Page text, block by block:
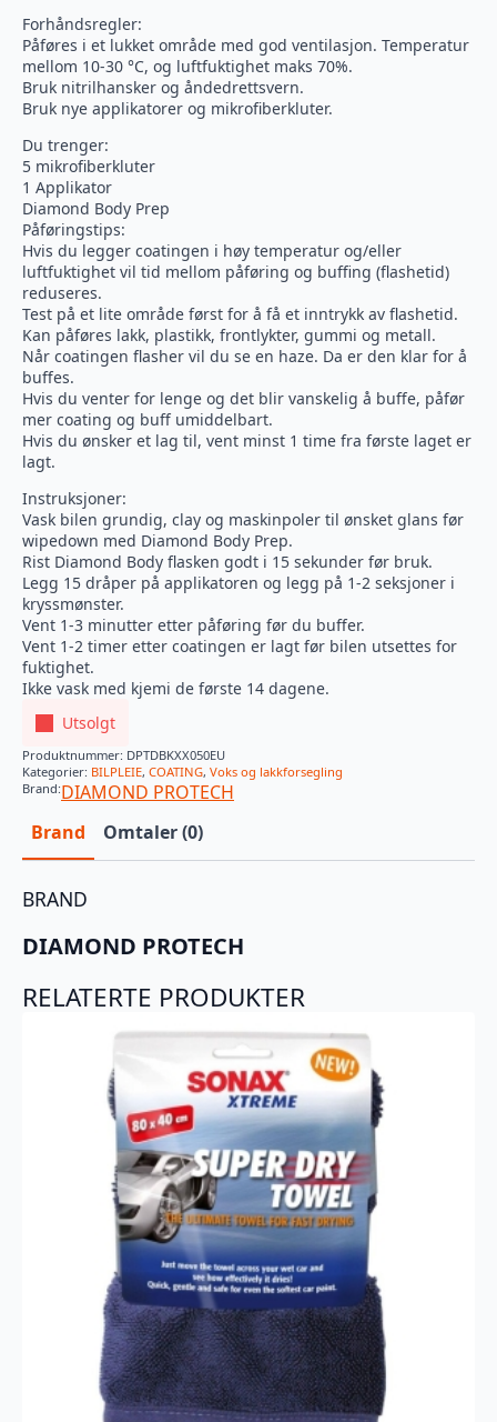
Forhåndsregler:
Påføres i et lukket område med god ventilasjon. Temperatur
mellom 10-30 °C, og luftfuktighet maks 70%.
Bruk nitrilhansker og åndedrettsvern.
Bruk nye applikatorer og mikrofiberkluter.
Du trenger:
5 mikrofiberkluter
1 Applikator
Diamond Body Prep
Påføringstips:
Hvis du legger coatingen i høy temperatur og/eller
luftfuktighet vil tid mellom påføring og buffing (flashetid)
reduseres.
Test på et lite område først for å få et inntrykk av flashetid.
Kan påføres lakk, plastikk, frontlykter, gummi og metall.
Når coatingen flasher vil du se en haze. Da er den klar for å
buffes.
Hvis du venter for lenge og det blir vanskelig å buffe, påfør
mer coating og buff umiddelbart.
Hvis du ønsker et lag til, vent minst 1 time fra første laget er
lagt.
Instruksjoner:
Vask bilen grundig, clay og maskinpoler til ønsket glans før
wipedown med Diamond Body Prep.
Rist Diamond Body flasken godt i 15 sekunder før bruk.
Legg 15 dråper på applikatoren og legg på 1-2 seksjoner i
kryssmønster.
Vent 1-3 minutter etter påføring før du buffer.
Vent 1-2 timer etter coatingen er lagt før bilen utsettes for
fuktighet.
Ikke vask med kjemi de første 14 dagene.
Utsolgt
Produktnummer: DPTDBKXX050EU
Kategorier: BILPLEIE, COATING, Voks og lakkforsegling
Brand:DIAMOND PROTECH
Brand
Omtaler (0)
BRAND
DIAMOND PROTECH
RELATERTE PRODUKTER